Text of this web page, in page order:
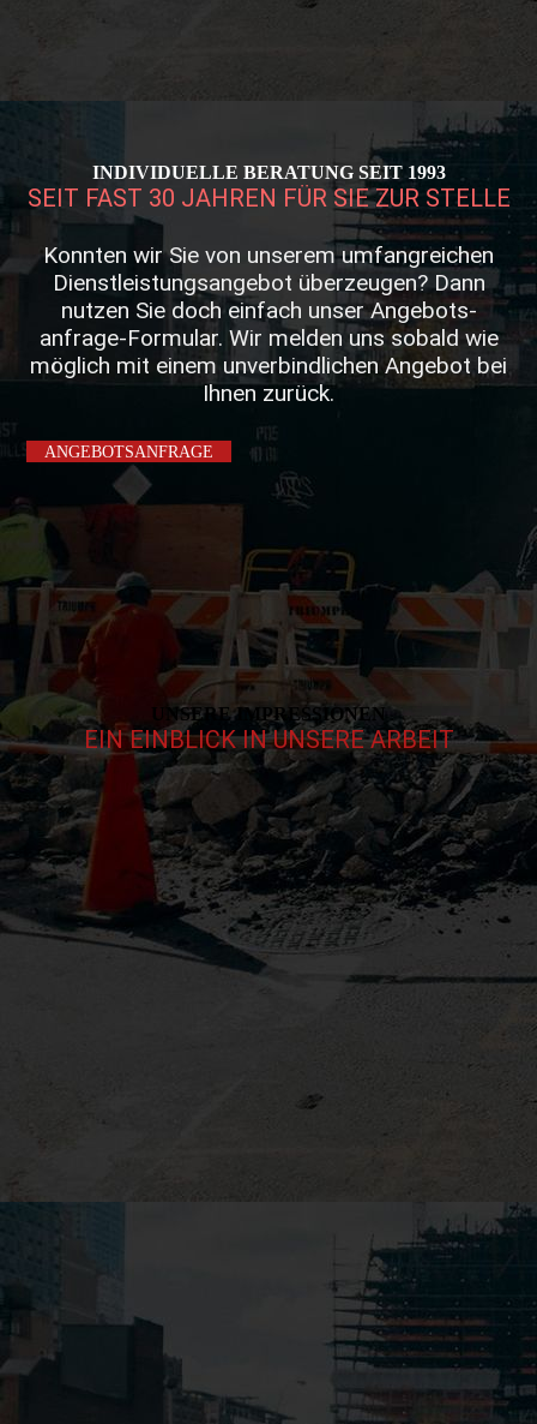
INDIVIDUELLE BERATUNG SEIT 1993
SEIT FAST 30 JAHREN FÜR SIE ZUR STELLE
Konnten wir Sie von unserem umfangreichen
Dienst­leistungs­angebot überzeugen? Dann
nutzen Sie doch einfach unser Angebots­
anfrage-Formular. Wir melden uns sobald wie
möglich mit einem unverbind­lichen Angebot bei
Ihnen zurück.
ANGEBOTSANFRAGE
UNSERE IMPRESSIONEN
EIN EINBLICK IN UNSERE ARBEIT